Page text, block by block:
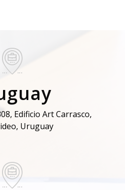
Edificio Art Carrasco,
Uruguay